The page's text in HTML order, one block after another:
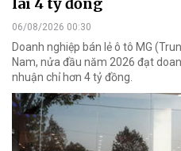
06/08/2026 00:30
Doanh nghiệp bán lẻ ô tô MG
Nam, nửa đầu năm 2026 đạt
nhuận chỉ hơn 4 tỷ đồng.